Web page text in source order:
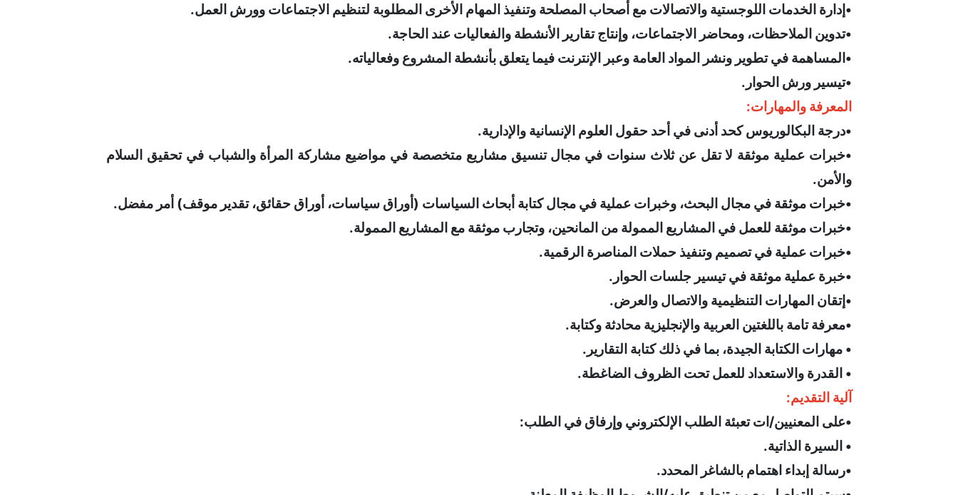
•إدارة الخدمات اللوجستية والاتصالات مع أصحاب المصلحة وتنفيذ المهام الأخرى المطلوبة لتنظيم الاجتماعات وورش العمل.
•تدوين الملاحظات، ومحاضر الاجتماعات، وإنتاج تقارير الأنشطة والفعاليات عند الحاجة.
•المساهمة في تطوير ونشر المواد العامة وعبر الإنترنت فيما يتعلق بأنشطة المشروع وفعالياته.
•تيسير ورش الحوار.
المعرفة والمهارات:
•درجة البكالوريوس كحد أدنى في أحد حقول العلوم الإنسانية والإدارية.
والأمن.
•خبرات موثقة في مجال البحث، وخبرات عملية في مجال كتابة أبحاث السياسات (أوراق سياسات، أوراق حقائق، تقدير موقف) أمر مفضل.
•خبرات موثقة للعمل في المشاريع الممولة من المانحين، وتجارب موثقة مع المشاريع الممولة.
•خبرات عملية في تصميم وتنفيذ حملات المناصرة الرقمية.
•خبرة عملية موثقة في تيسير جلسات الحوار.
•إتقان المهارات التنظيمية والاتصال والعرض.
•معرفة تامة باللغتين العربية والإنجليزية محادثة وكتابة.
• مهارات الكتابة الجيدة، بما في ذلك كتابة التقارير.
• القدرة والاستعداد للعمل تحت الظروف الضاغطة.
آلية التقديم:
•على المعنيين/ات تعبئة الطلب الإلكتروني وإرفاق في الطلب:
• السيرة الذاتية.
•رسالة إبداء اهتمام بالشاغر المحدد.